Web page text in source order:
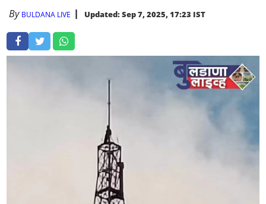
By BULDANA LIVE Updated: Sep 7, 2025, 17:23 IST